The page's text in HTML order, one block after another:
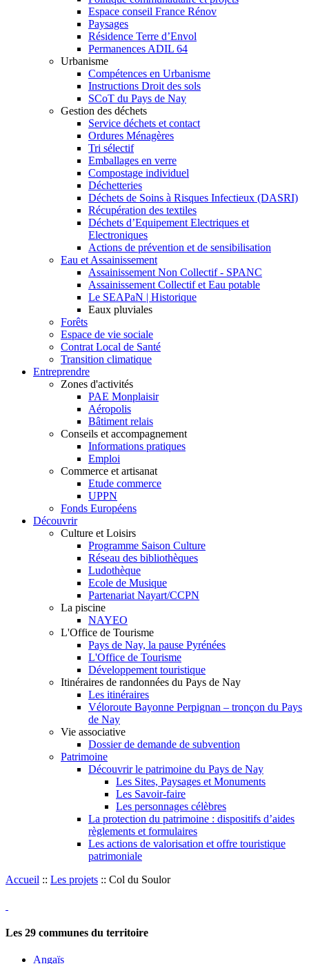
Espace conseil France Rénov
Paysages
Résidence Terre d’Envol
Permanences ADIL 64
Urbanisme
Compétences en Urbanisme
Instructions Droit des sols
SCoT du Pays de Nay
Gestion des déchets
Service déchets et contact
Ordures Ménagères
Tri sélectif
Emballages en verre
Compostage individuel
Déchetteries
Déchets de Soins à Risques Infectieux (DASRI)
Récupération des textiles
Déchets d’Equipement Electriques et
Electroniques
Actions de prévention et de sensibilisation
Eau et Assainissement
Assainissement Non Collectif - SPANC
Assainissement Collectif et Eau potable
Le SEAPaN | Historique
Eaux pluviales
Forêts
Espace de vie sociale
Contrat Local de Santé
Transition climatique
Entreprendre
Zones d'activités
PAE Monplaisir
Aéropolis
Bâtiment relais
Conseils et accompagnement
Informations pratiques
Emploi
Commerce et artisanat
Etude commerce
UPPN
Fonds Européens
Découvrir
Culture et Loisirs
Programme Saison Culture
Réseau des bibliothèques
Ludothèque
Ecole de Musique
Partenariat Nayart/CCPN
La piscine
NAYEO
L'Office de Tourisme
Pays de Nay, la pause Pyrénées
L'Office de Tourisme
Développement touristique
Itinéraires de randonnées du Pays de Nay
Les itinéraires
Véloroute Bayonne Perpignan – tronçon du Pays
de Nay
Vie associative
Dossier de demande de subvention
Patrimoine
Découvrir le patrimoine du Pays de Nay
Les Sites, Paysages et Monuments
Les Savoir-faire
Les personnages célèbres
La protection du patrimoine : dispositifs d’aides
règlements et formulaires
Les actions de valorisation et offre touristique
patrimoniale
Accueil :: Les projets :: Col du Soulor
Les 29 communes du territoire
Angaïs